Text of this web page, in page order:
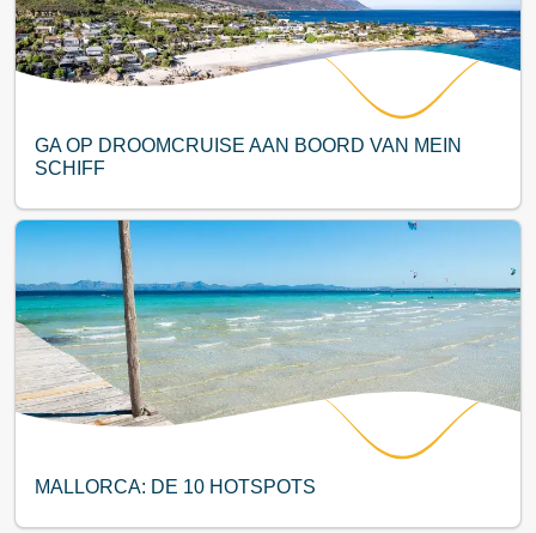
GA OP DROOMCRUISE AAN BOORD VAN MEIN
SCHIFF
MALLORCA: DE 10 HOTSPOTS